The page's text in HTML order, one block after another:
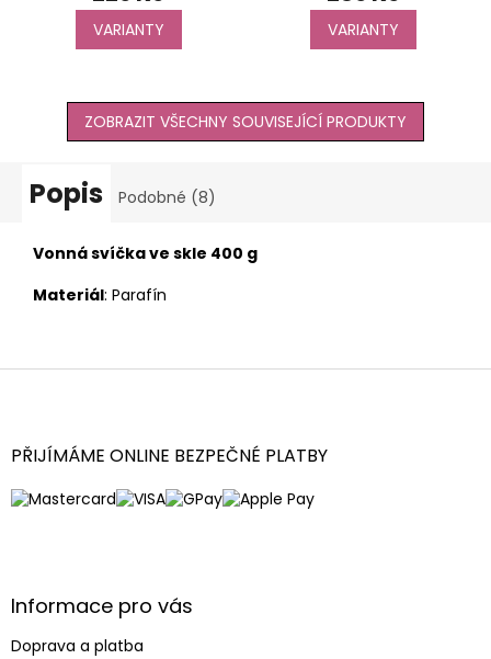
VARIANTY VARIANTY
ZOBRAZIT VŠECHNY SOUVISEJÍCÍ PRODUKTY
Popis Podobné (8)
Vonná svíčka ve skle 400 g
Materiál: Parafín
Z
aPŘIJÍMÁME ONLINE BEZPEČNÉ PLATBY
Informace pro vás
Doprava a platba